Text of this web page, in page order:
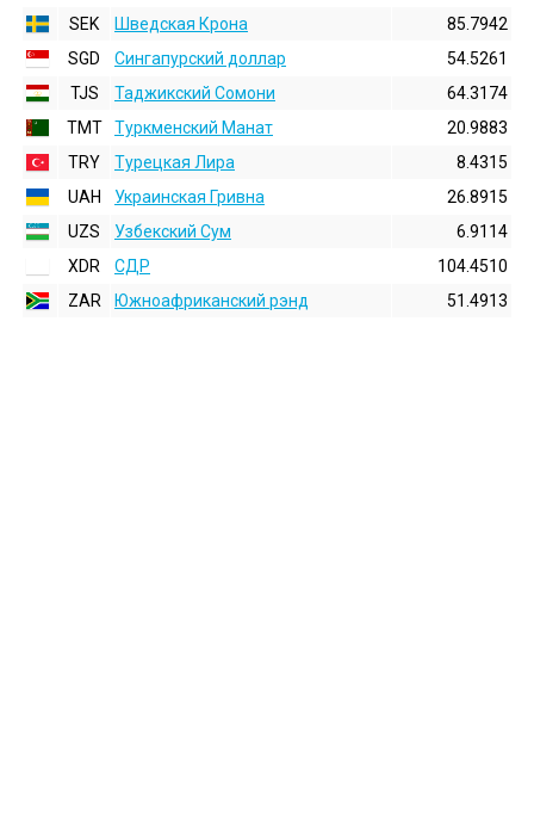
SEK
Шведская Крона
85.7942
SGD
Сингапурский доллар
54.5261
TJS
Таджикский Сомони
64.3174
TMT
Туркменский Манат
20.9883
TRY
Турецкая Лира
8.4315
UAH
Украинская Гривна
26.8915
UZS
Узбекский Сум
6.9114
XDR
СДР
104.4510
ZAR
Южноафриканский рэнд 51.4913